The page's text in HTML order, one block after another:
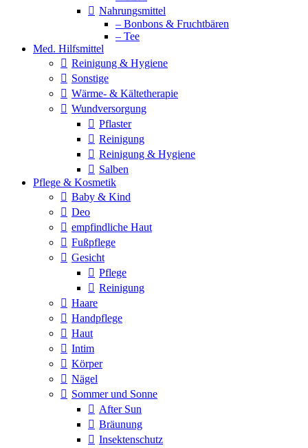
Nahrungsmittel
– Bonbons & Fruchtbären
– Tee
Med. Hilfsmittel
Reinigung & Hygiene
Sonstige
Wärme- & Kältetherapie
Wundversorgung
Pflaster
Reinigung
Reinigung & Hygiene
Salben
Pflege & Kosmetik
Baby & Kind
Deo
empfindliche Haut
Fußpflege
Gesicht
Pflege
Reinigung
Haare
Handpflege
Haut
Intim
Körper
Nägel
Sommer und Sonne
After Sun
Bräunung
Insektenschutz